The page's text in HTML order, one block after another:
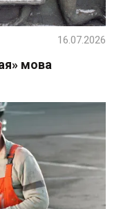
мова
16.07.2026